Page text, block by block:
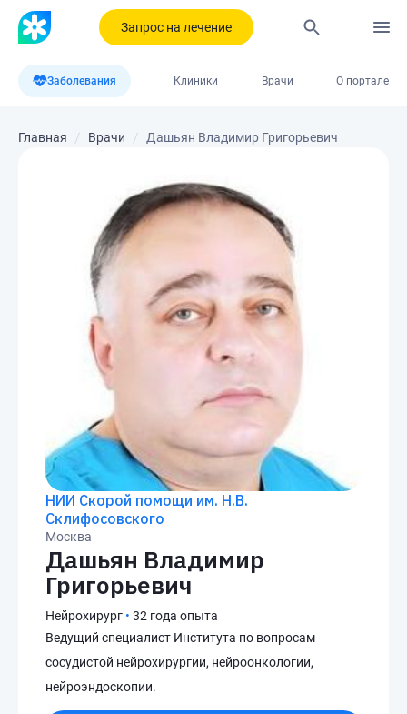
Запрос на лечение
Заболевания Клиники Врачи О портале
Главная Врачи Дашьян Владимир Григорьевич
НИИ Скорой помощи им. Н.В.
Склифосовского
Москва
Дашьян Владимир
Григорьевич
Нейрохирург • 32 года опыта
Ведущий специалист Института по вопросам
сосудистой нейрохирургии, нейроонкологии,
нейроэндоскопии.